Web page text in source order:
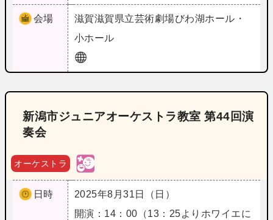
会場 滋賀滋賀県立芸術劇場びわ湖ホール・
小ホール
新潟市ジュニアオーケストラ教室 第44回演
奏会
オーケストラ
日時
2025年8月31日（日）
開演：14：00（13：25よりホワイエに